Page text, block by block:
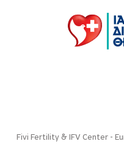
Fivi Fertility & IFV Center -